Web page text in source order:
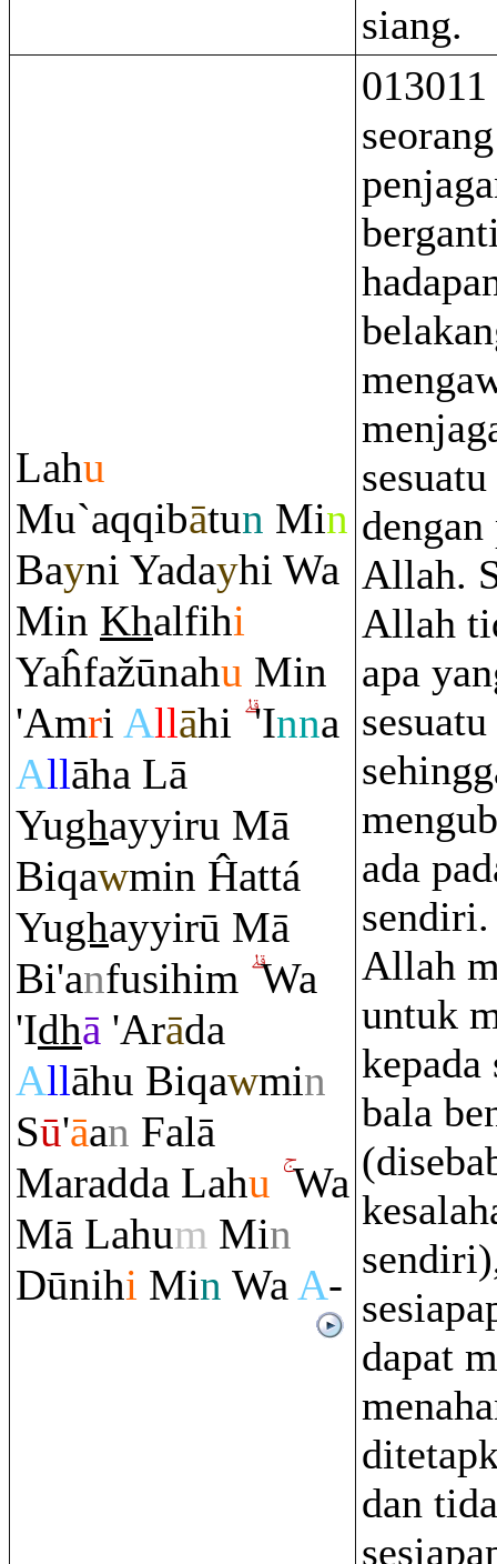
siang.
Lahu
Mu`aqqibātun Min
Bayni Yadayhi Wa
Min Khalfihi
Yaĥfažūnahu Min
'Amri Allāhi 'Inna
Allāha Lā
Yughayyiru Mā
Biqawmin Ĥattá
Yughayyirū Mā
Bi'anfusihim Wa
'Idhā 'Arāda
Allāhu Biqawmin
Sū'āan Falā
Maradda Lahu Wa
Mā Lahum Min
Dūnihi Min WaA-
Allah.
Allah
apa
ada
Allah
untuk
kepada
bala
dapat
dan